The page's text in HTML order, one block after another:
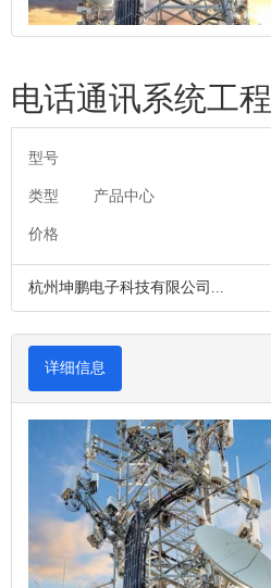
电话通讯系统工程
型号
类型 产品中心
价格
杭州坤鹏电子科技有限公司...
详细信息